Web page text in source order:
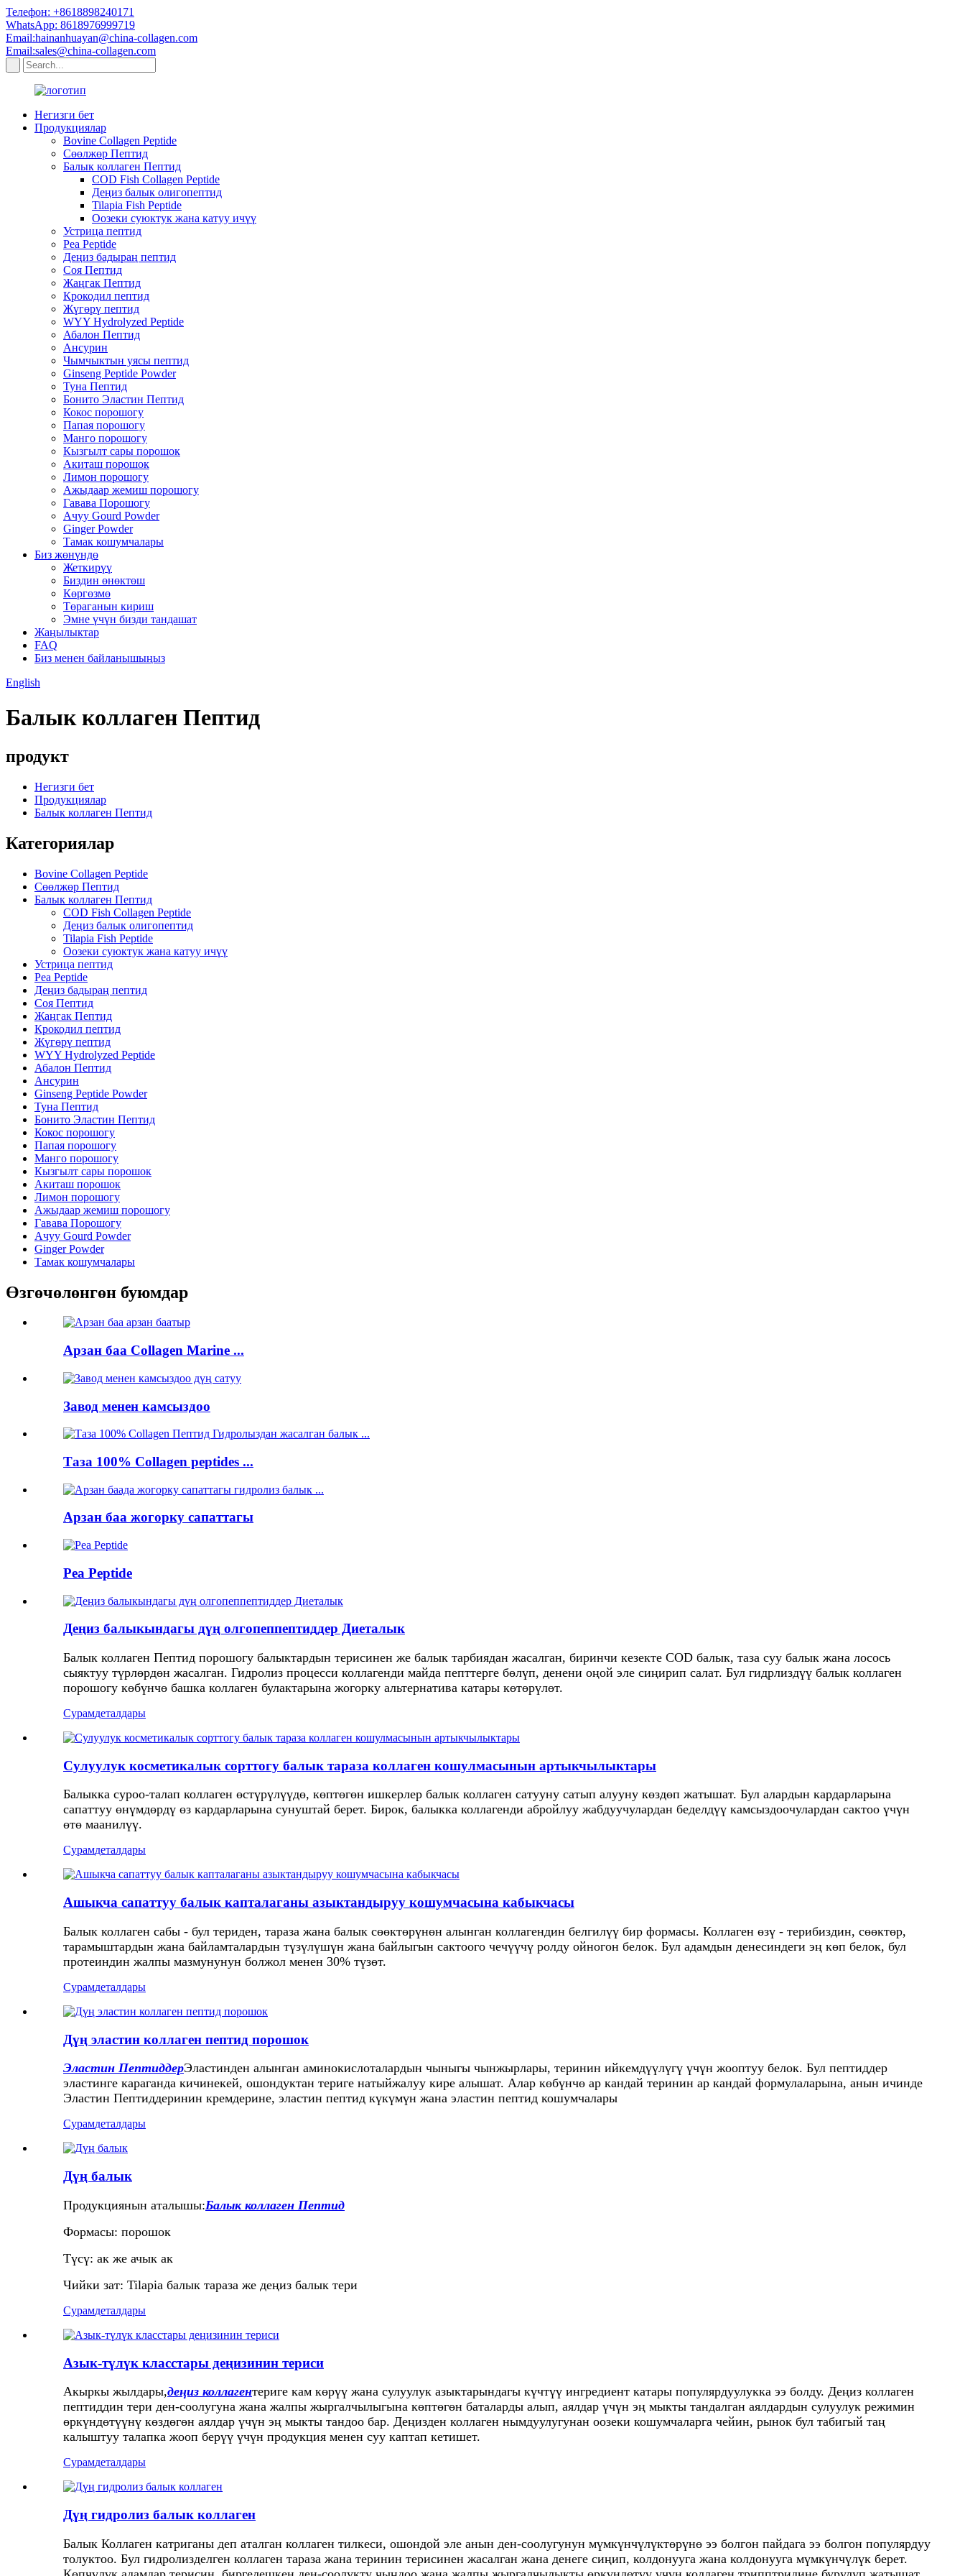
Телефон: +8618898240171
WhatsApp: 8618976999719
Email:hainanhuayan@china-collagen.com
Email:sales@china-collagen.com
Негизги бет
Продукциялар
Bovine Collagen Peptide
Сөөлжөр Пептид
Балык коллаген Пептид
COD Fish Collagen Peptide
Деңиз балык олигопептид
Tilapia Fish Peptide
Оозеки суюктук жана катуу ичүү
Устрица пептид
Pea Peptide
Деңиз бадыраң пептид
Соя Пептид
Жаңгак Пептид
Крокодил пептид
Жүгөрү пептид
WYY Hydrolyzed Peptide
Абалон Пептид
Ансурин
Чымчыктын уясы пептид
Ginseng Peptide Powder
Туна Пептид
Бонито Эластин Пептид
Кокос порошогу
Папая порошогу
Манго порошогу
Кызгылт сары порошок
Акиташ порошок
Лимон порошогу
Ажыдаар жемиш порошогу
Гавава Порошогу
Ачуу Gourd Powder
Ginger Powder
Тамак кошумчалары
Биз жөнүндө
Жеткирүү
Биздин өнөктөш
Көргөзмө
Төраганын кириш
Эмне үчүн бизди тандашат
Жаңылыктар
FAQ
Биз менен байланышыңыз
English
Балык коллаген Пептид
продукт
Негизги бет
Продукциялар
Балык коллаген Пептид
Категориялар
Bovine Collagen Peptide
Сөөлжөр Пептид
Балык коллаген Пептид
COD Fish Collagen Peptide
Деңиз балык олигопептид
Tilapia Fish Peptide
Оозеки суюктук жана катуу ичүү
Устрица пептид
Pea Peptide
Деңиз бадыраң пептид
Соя Пептид
Жаңгак Пептид
Крокодил пептид
Жүгөрү пептид
WYY Hydrolyzed Peptide
Абалон Пептид
Ансурин
Ginseng Peptide Powder
Туна Пептид
Бонито Эластин Пептид
Кокос порошогу
Папая порошогу
Манго порошогу
Кызгылт сары порошок
Акиташ порошок
Лимон порошогу
Ажыдаар жемиш порошогу
Гавава Порошогу
Ачуу Gourd Powder
Ginger Powder
Тамак кошумчалары
Өзгөчөлөнгөн буюмдар
Арзан баа Collagen Marine ...
Завод менен камсыздоо
Таза 100% Collagen peptides ...
Арзан баа жогорку сапаттагы
Pea Peptide
Деңиз балыкындагы дүң олгопеппептиддер Диеталык
Балык коллаген Пептид порошогу балыктардын терисинен же балык тарбиядан жасалган, биринчи кезекте COD балык, таза суу балык жана лосось
сыяктуу түрлөрдөн жасалган. Гидролиз процесси коллагенди майда пепттерге бөлүп, денени оңой эле сиңирип салат. Бул гидрлиздүү балык коллаген
порошогу көбүнчө башка коллаген булактарына жогорку альтернатива катары көтөрүлөт.
Сурамдеталдары
Сулуулук косметикалык сорттогу балык тараза коллаген кошулмасынын артыкчылыктары
Балыкка суроо-талап коллаген өстүрүлүүдө, көптөгөн ишкерлер балык коллаген сатууну сатып алууну көздөп жатышат. Бул алардын кардарларына
сапаттуу өнүмдөрдү өз кардарларына сунуштай берет. Бирок, балыкка коллагенди абройлуу жабдуучулардан беделдүү камсыздоочулардан сактоо үчүн
өтө маанилүү.
Сурамдеталдары
Ашыкча сапаттуу балык капталаганы азыктандыруу кошумчасына кабыкчасы
Балык коллаген сабы - бул териден, тараза жана балык сөөктөрүнөн алынган коллагендин белгилүү бир формасы. Коллаген өзү - терибиздин, сөөктөр,
тарамыштардын жана байламталардын түзүлүшүн жана байлыгын сактоого чечүүчү ролду ойногон белок. Бул адамдын денесиндеги эң көп белок, бул
протеиндин жалпы мазмунунун болжол менен 30% түзөт.
Сурамдеталдары
Дүң эластин коллаген пептид порошок
Эластин ПептиддерЭластинден алынган аминокислоталардын чыныгы чынжырлары, теринин ийкемдүүлүгү үчүн жооптуу белок. Бул пептиддер
эластинге караганда кичинекей, ошондуктан териге натыйжалуу кире алышат. Алар көбүнчө ар кандай теринин ар кандай формулаларына, анын ичинде
Эластин Пептиддеринин кремдерине, эластин пептид күкүмүн жана эластин пептид кошумчалары
Сурамдеталдары
Дүң балык
Продукциянын аталышы:Балык коллаген Пептид
Формасы: порошок
Түсү: ак же ачык ак
Чийки зат: Tilapia балык тараза же деңиз балык тери
Сурамдеталдары
Азык-түлүк класстары деңизинин териси
Акыркы жылдары,деңиз коллагентериге кам көрүү жана сулуулук азыктарындагы күчтүү ингредиент катары популярдуулукка ээ болду. Деңиз коллаген
пептиддин тери ден-соолугуна жана жалпы жыргалчылыгына көптөгөн баталарды алып, аялдар үчүн эң мыкты тандалган аялдардын сулуулук режимин
өркүндөтүүнү көздөгөн аялдар үчүн эң мыкты тандоо бар. Деңизден коллаген нымдуулугунан оозеки кошумчаларга чейин, рынок бул табигый таң
калыштуу талапка жооп берүү үчүн продукция менен суу каптап кетишет.
Сурамдеталдары
Дүң гидролиз балык коллаген
Балык Коллаген катриганы деп аталган коллаген тилкеси, ошондой эле анын ден-соолугунун мүмкүнчүлүктөрүнө ээ болгон пайдага ээ болгон популярдуу
толуктоо. Бул гидролизделген коллаген тараза жана теринин терисинен жасалган жана денеге сиңип, колдонууга жана колдонууга мүмкүнчүлүк берет.